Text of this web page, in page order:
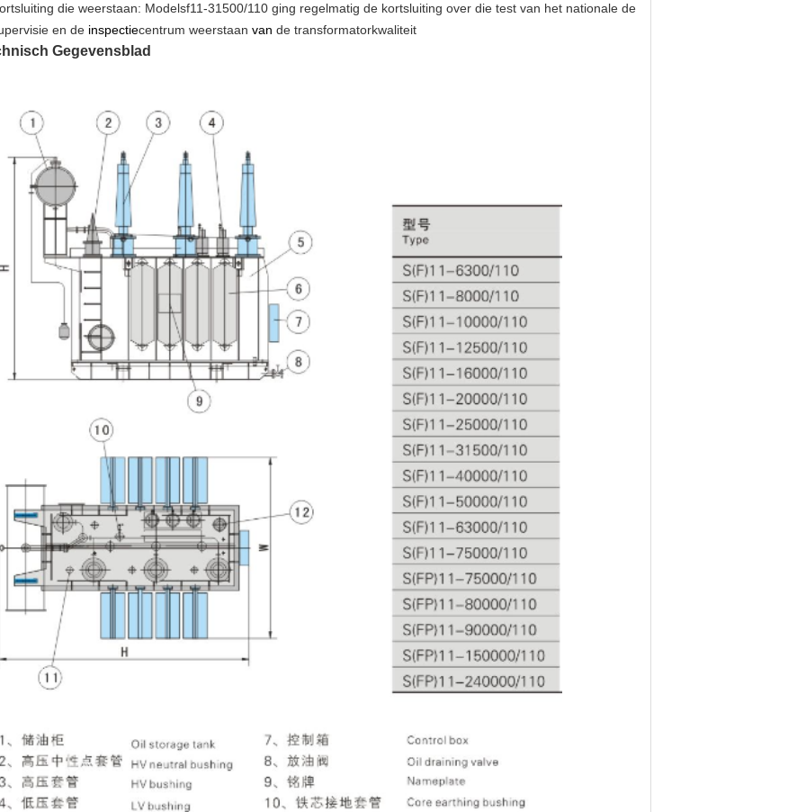
die weerstaan: Modelsf11-31500/110 ging regelmatig de kortsluiting over die test van het nationale de
en de inspectiecentrum weerstaan van de transformatorkwaliteit
Gegevensblad